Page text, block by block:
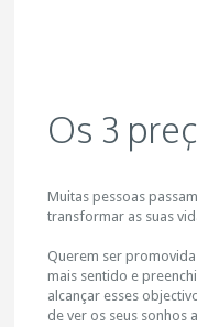
Os 3
Muitas pessoas
transformar as suas
Querem ser
mais sentido e
alcançar esses
de ver os seus sonhos